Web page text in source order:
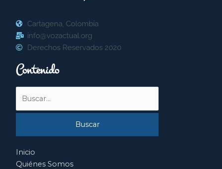
Cartagena, Colombia
info@vozactual.org
Derechos Reservados 2020
Contenido
por:
Inicio
Quiénes Somos